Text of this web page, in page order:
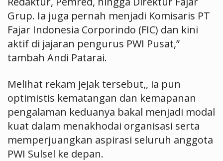
Grup. Ia juga pernah menjadi Komisaris PT
Fajar Indonesia Corporindo (FIC) dan kini
aktif di jajaran pengurus PWI Pusat,”
tambah Andi Patarai.
Melihat rekam jejak tersebut,, ia pun
optimistis kematangan dan kemapanan
pengalaman keduanya bakal menjadi modal
kuat dalam menakhodai organisasi serta
memperjuangkan aspirasi seluruh anggota
PWI Sulsel ke depan.